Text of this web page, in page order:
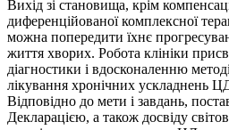
Вихід зі становища, крім
диференційованої комплексної
можна попередити їхнє
життя хворих. Робота клініки
діагностики і вдосконаленню
лікування хронічних ускладнень
Відповідно до мети і завдань,
Декларацією, а також досвіду